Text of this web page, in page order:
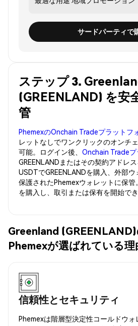
サードパーティで
ステップ 3.
(GREENLAND) を安
管
PhemexのOnchain Tradeプラットフ
レットなしでワンクリックのオンチ
可能。ログイン後、 Onchain Trade
GREENLANDまたはその契約アドレス
USDTでGREENLANDを購入、外部
保護されたPhemexウォレットに保管
を購入し、取引または保有を開始でき
Greenland
Phemexが選ばれている理
信頼性とセキュリティ
Phemexは階層型決定性コールドウォ